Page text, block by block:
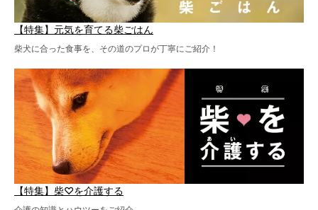
【特集】元気を育てる柴ごはん
柴犬に合った食事を、その道のプロが丁寧にご紹介！
【特集】柴♡を介護する